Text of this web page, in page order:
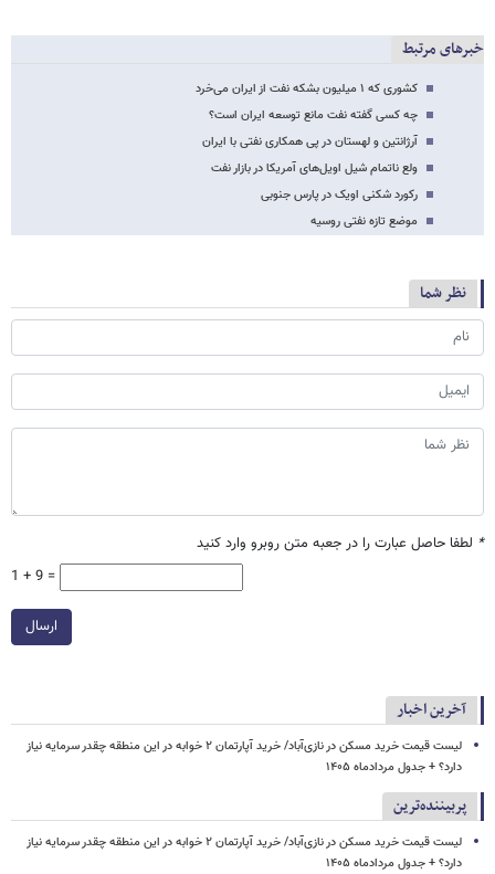
خبرهای مرتبط
کشوری که ۱ میلیون بشکه نفت از ایران می‌خرد
چه کسی گفته نفت مانع توسعه ایران است؟
آرژانتین و لهستان در پی همکاری نفتی با ایران
ولع ناتمام شیل اویل‌های آمریکا در بازار نفت
رکورد شکنی اویک در پارس جنوبی
موضع تازه نفتی روسیه
نظر شما
* لطفا حاصل عبارت را در جعبه متن روبرو وارد کنید
1 + 9 =
ارسال
آخرین اخبار
لیست قیمت خرید مسکن در نازی‌آباد/ خرید آپارتمان ۲ خوابه در این منطقه چقدر سرمایه نیاز
دارد؟ + جدول مردادماه ۱۴۰۵
پربیننده‌ترین
لیست قیمت خرید مسکن در نازی‌آباد/ خرید آپارتمان ۲ خوابه در این منطقه چقدر سرمایه نیاز
دارد؟ + جدول مردادماه ۱۴۰۵